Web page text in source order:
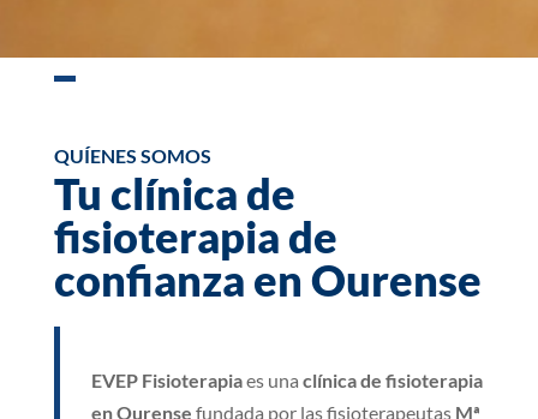
QUÍENES SOMOS
Tu clínica de
fisioterapia de
confianza en Ourense
EVEP Fisioterapiaes una clínica de fisioterapia
en Ourense fundada por las fisioterapeutas Mª